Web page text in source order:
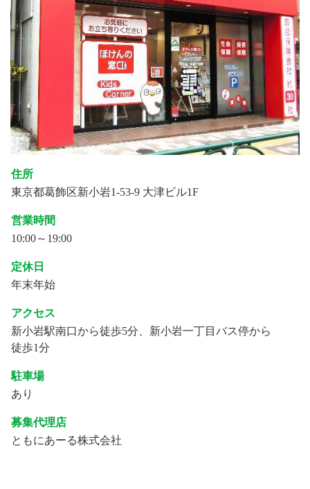
住所
東京都葛飾区新小岩1-53-9 大津ビル1F
営業時間
10:00～19:00
定休日
年末年始
アクセス
新小岩駅南口から徒歩5分、新小岩一丁目バス停から
徒歩1分
駐車場
あり
募集代理店
ともにあーる株式会社